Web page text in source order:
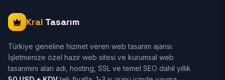
Kral Tasarım
Türkiye geneline hizmet veren web tasarım ajansı.
İşletmenize özel hazır web sitesi ve kurumsal web
tasarımını alan adı, hosting, SSL ve temel SEO dahil yıllık